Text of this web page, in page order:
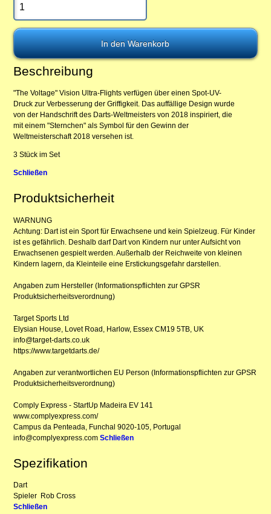
Beschreibung
"The Voltage" Vision Ultra-Flights verfügen über einen Spot-UV-
Druck zur Verbesserung der Griffigkeit. Das auffällige Design wurde
von der Handschrift des Darts-Weltmeisters von 2018 inspiriert, die
mit einem "Sternchen" als Symbol für den Gewinn der
Weltmeisterschaft 2018 versehen ist.
3 Stück im Set
Schließen
Produktsicherheit
WARNUNG
Achtung: Dart ist ein Sport für Erwachsene und kein Spielzeug. Für Kinder
ist es gefährlich. Deshalb darf Dart von Kindern nur unter Aufsicht von
Erwachsenen gespielt werden. Außerhalb der Reichweite von kleinen
Kindern lagern, da Kleinteile eine Erstickungsgefahr darstellen.
Angaben zum Hersteller (Informationspflichten zur GPSR
Produktsicherheitsverordnung)
Target Sports Ltd
Elysian House, Lovet Road, Harlow, Essex CM19 5TB, UK
info@target-darts.co.uk
https://www.targetdarts.de/
Angaben zur verantwortlichen EU Person (Informationspflichten zur GPSR
Produktsicherheitsverordnung)
Comply Express - StartUp Madeira EV 141
www.complyexpress.com/
Campus da Penteada, Funchal 9020-105, Portugal
info@complyexpress.comSchließen
Spezifikation
Dart
Spieler Rob Cross
Schließen